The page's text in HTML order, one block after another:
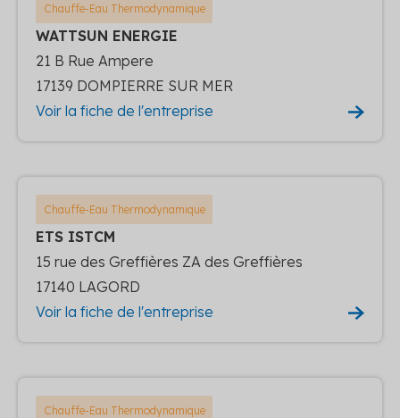
Chauffe-Eau Thermodynamique
WATTSUN ENERGIE
21 B Rue Ampere
17139 DOMPIERRE SUR MER
Voir la fiche de l'entreprise
Chauffe-Eau Thermodynamique
ETS ISTCM
15 rue des Greffières ZA des Greffières
17140 LAGORD
Voir la fiche de l'entreprise
Chauffe-Eau Thermodynamique